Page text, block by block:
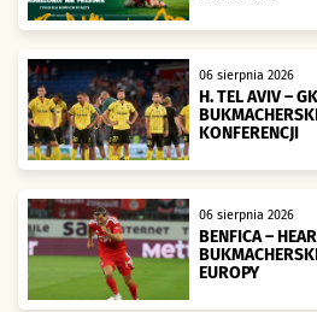
06 sierpnia 2026
H. TEL AVIV –
KONFERENCJI
06 sierpnia 2026
BENFICA –
EUROPY